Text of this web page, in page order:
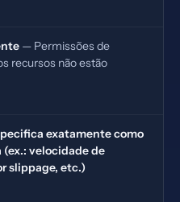
— Permissões de
recursos não estão
exatamente como
(ex.: velocidade de
slippage, etc.)